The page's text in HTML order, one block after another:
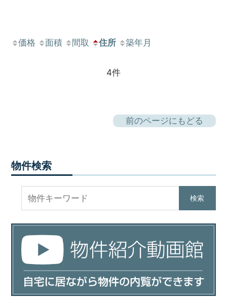
価格 面積 間取 住所 築年月
4件
前のページにもどる
物件検索